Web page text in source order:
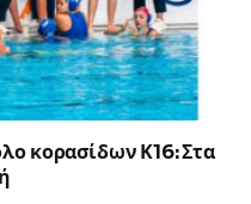
κορασίδων Κ16: Στα